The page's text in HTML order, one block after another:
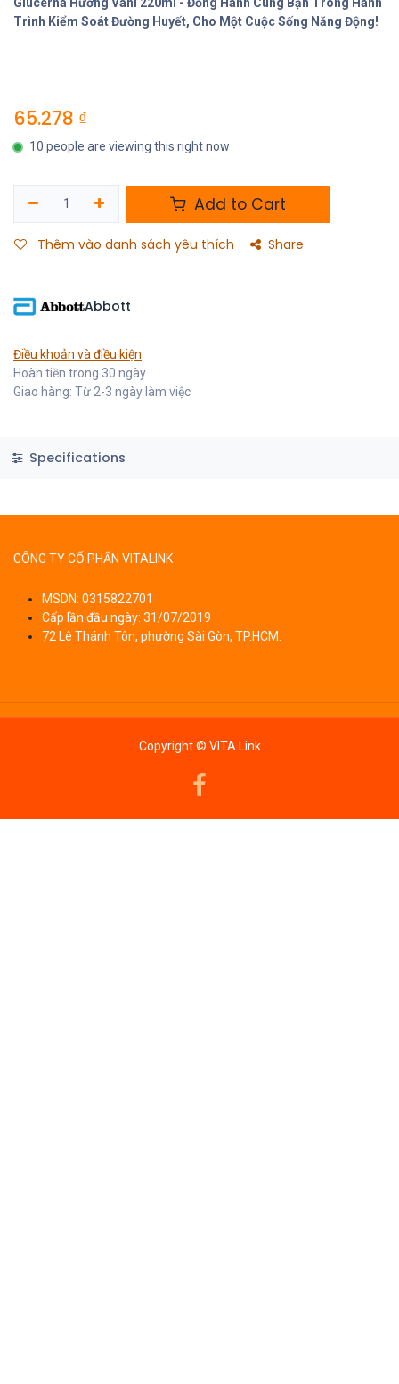
Trình Kiểm Soát Đường Huyết, Cho Một Cuộc Sống Năng Động!
65.278 ₫
10 people are viewing this right now
Add to Cart
Thêm vào danh sách yêu thích Share
Abbott
Điều khoản và điều kiện
Hoàn tiền trong 30 ngày
Giao hàng: Từ 2-3 ngày làm việc
Specifications
CÔNG TY CỔ PHẨN VITALINK
MSDN: 0315822701
Cấp lần đầu ngày: 31/07/2019
72 Lê Thánh Tôn, phường Sài Gòn, TP.HCM.
Copyright © VITA Link